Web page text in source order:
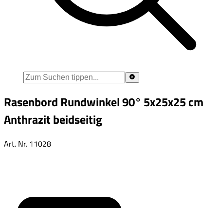
Rasenbord Rundwinkel 90° 5x25x25 cm
Anthrazit beidseitig
Art. Nr. 11028